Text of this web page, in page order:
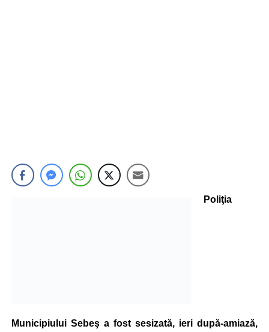
Poliţia
Municipiului Sebeş a fost sesizată, ieri după-amiază,